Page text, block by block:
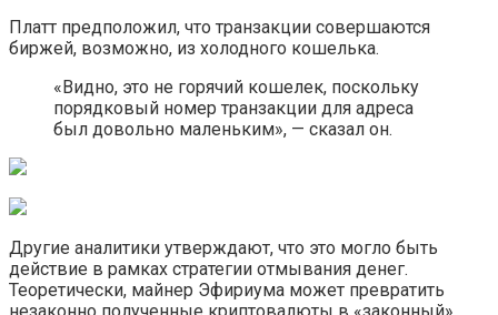
Платт предположил, что транзакции совершаются
биржей, возможно, из холодного кошелька.
«Видно, это не горячий кошелек, поскольку
порядковый номер транзакции для адреса
был довольно маленьким», — сказал он.
Другие аналитики утверждают, что это могло быть
действие в рамках стратегии отмывания денег.
Теоретически, майнер Эфириума может превратить